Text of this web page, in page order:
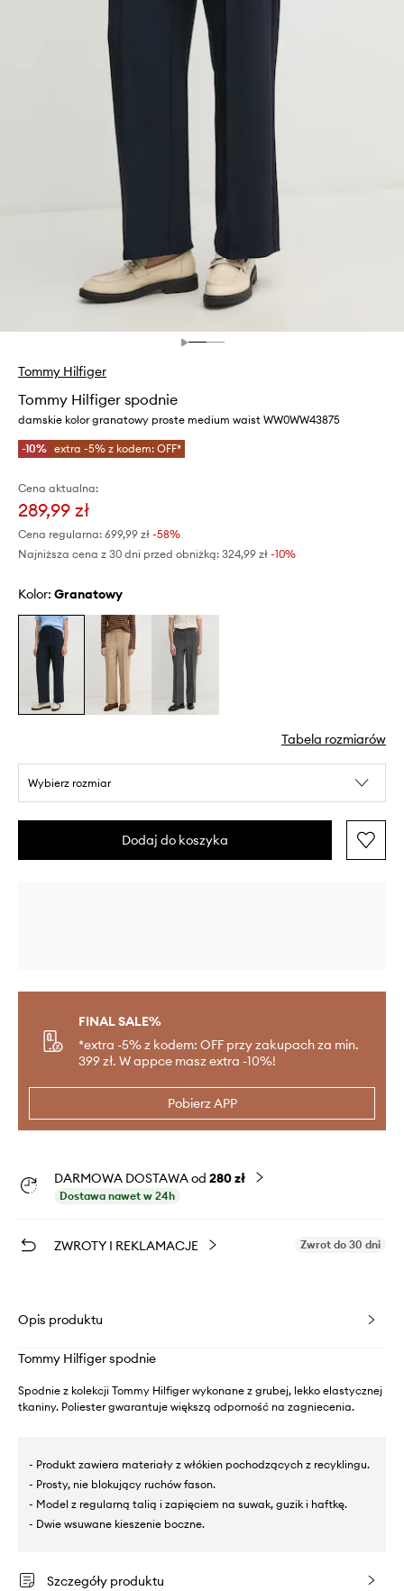
Tommy Hilfiger
Tommy Hilfiger spodnie
damskie kolor granatowy proste medium waist WW0WW43875
-10% extra -5% z kodem: OFF*
Cena aktualna:
289,99 zł
Cena regularna: 699,99 zł -58%
Najniższa cena z 30 dni przed obniżką: 324,99 zł -10%
Kolor: granatowy
Tabela rozmiarów
Wybierz rozmiar
Dodaj do koszyka
FINAL SALE%
*extra -5% z kodem: OFF przy zakupach za min.
399 zł. W appce masz extra -10%!
Pobierz APP
DARMOWA DOSTAWA od 280 zł
Dostawa nawet w 24h
ZWROTY I REKLAMACJE Zwrot do 30 dni
Opis produktu
Tommy Hilfiger spodnie
Spodnie z kolekcji Tommy Hilfiger wykonane z grubej, lekko elastycznej
tkaniny. Poliester gwarantuje większą odporność na zagniecenia.
- Produkt zawiera materiały z włókien pochodzących z recyklingu.
- Prosty, nie blokujący ruchów fason.
- Model z regularną talią i zapięciem na suwak, guzik i haftkę.
- Dwie wsuwane kieszenie boczne.
Szczegóły produktu